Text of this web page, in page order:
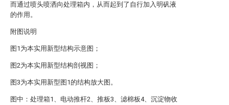
而通过喷头喷洒向处理箱内，从而起到了自行加入明矾液
的作用。
附图说明
图1为本实用新型结构示意图；
图2为本实用新型结构剖视图；
图3为本实用新型图1的结构放大图。
图中：处理箱1、电动推杆2、推板3、滤棉板4、沉淀物收